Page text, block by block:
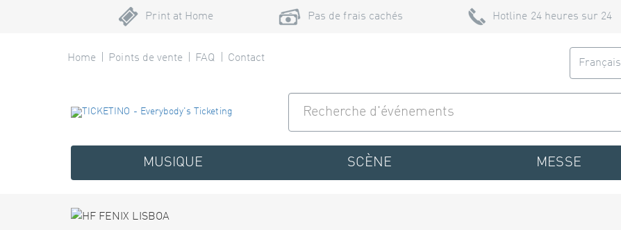
Print at Home Pas de frais cachés Hotline 24 heures sur 24
Home Points de vente FAQ Contact Français
MUSIQUE SCÈNE MESSE